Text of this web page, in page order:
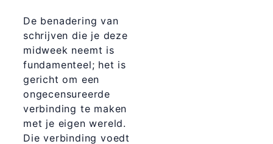
De benadering van
schrijven die je deze
midweek neemt is
fundamenteel; het is
gericht om een
ongecensureerde
verbinding te maken
met je eigen wereld.
Die verbinding voedt